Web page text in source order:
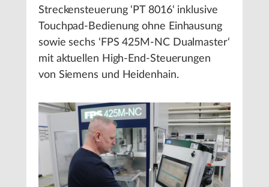
Streckensteuerung ‘PT 8016‘ inklusive
Touchpad-Bedienung ohne Einhausung
sowie sechs ‘FPS 425M-NC Dualmaster‘
mit aktuellen High-End-Steuerungen
von Siemens und Heidenhain.